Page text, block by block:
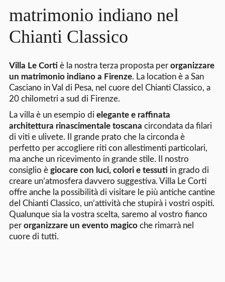
matrimonio indiano nel
Chianti Classico
Villa Le Cortiè la nostra terza proposta per organizzare
un matrimonio indiano a Firenze. La location è a San
Casciano in Val di Pesa, nel cuore del Chianti Classico, a
20 chilometri a sud di Firenze.
La villa è un esempio di elegante e raffinata
architettura rinascimentale toscana circondata da filari
di viti e ulivete. Il grande prato che la circonda è
perfetto per accogliere riti con allestimenti particolari,
ma anche un ricevimento in grande stile. Il nostro
consiglio è giocare con luci, colori e tessutiin grado di
creare un’atmosfera davvero suggestiva. Villa Le Corti
offre anche la possibilità di visitare le più antiche cantine
del Chianti Classico, un’attività che stupirà i vostri ospiti.
Qualunque sia la vostra scelta, saremo al vostro fianco
per organizzare un evento magicoche rimarrà nel
cuore di tutti.